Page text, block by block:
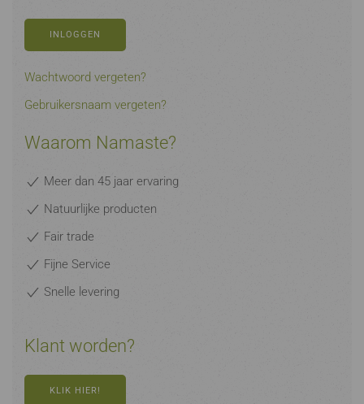
INLOGGEN
Wachtwoord vergeten?
Gebruikersnaam vergeten?
Waarom Namaste?
Meer dan 45 jaar ervaring
Natuurlijke producten
Fair trade
Fijne Service
Snelle levering
Klant worden?
KLIK HIER!